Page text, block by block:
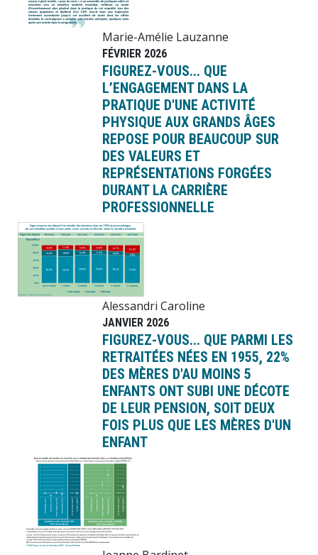
Marie-Amélie Lauzanne
FÉVRIER 2026
FIGUREZ-VOUS... QUE
L’ENGAGEMENT DANS LA
PRATIQUE D'UNE ACTIVITÉ
PHYSIQUE AUX GRANDS ÂGES
REPOSE POUR BEAUCOUP SUR
DES VALEURS ET
REPRÉSENTATIONS FORGÉES
DURANT LA CARRIÈRE
PROFESSIONNELLE
Image
Alessandri Caroline
JANVIER 2026
FIGUREZ-VOUS... QUE PARMI LES
RETRAITÉES NÉES EN 1955, 22%
DES MÈRES D'AU MOINS 5
ENFANTS ONT SUBI UNE DÉCOTE
DE LEUR PENSION, SOIT DEUX
FOIS PLUS QUE LES MÈRES D'UN
ENFANT
Image